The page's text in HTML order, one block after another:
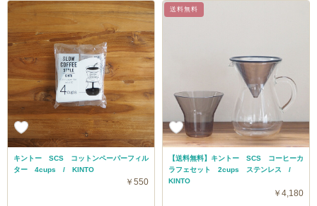
キントー SCS コットンペーパーフィル
ター 4cups / KINTO
￥550
【送料無料】キントー SCS コーヒーカ
ラフェセット 2cups ステンレス /
KINTO
￥4,180
送料無料